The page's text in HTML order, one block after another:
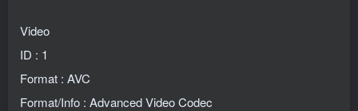
Video
ID : 1
Format : AVC
Format/Info : Advanced Video Codec